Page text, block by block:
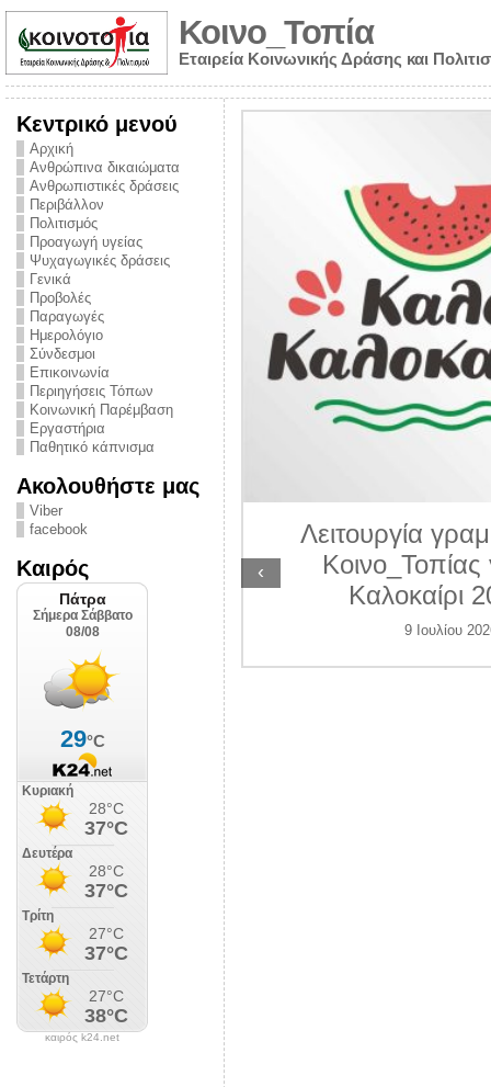
Κοινο_Τοπία
Εταιρεία Κοινωνικής Δράσης και
Κεντρικό μενού
Αρχική
Ανθρώπινα δικαιώματα
Ανθρωπιστικές δράσεις
Περιβάλλον
Πολιτισμός
Προαγωγή υγείας
Ψυχαγωγικές δράσεις
Γενικά
Προβολές
Παραγωγές
Ημερολόγιο
Σύνδεσμοι
Επικοινωνία
Περιηγήσεις Τόπων
Κοινωνική Παρέμβαση
Εργαστήρια
Παθητικό κάπνισμα
Ακολουθήστε μας
Viber
facebook
Καιρός
καιρός k24.net
από την
την ημέρα
και
στο
2026
Λειτουργία
Κοινο_Τοπίας
Καλοκαίρι
9 Ιουλίου
‹